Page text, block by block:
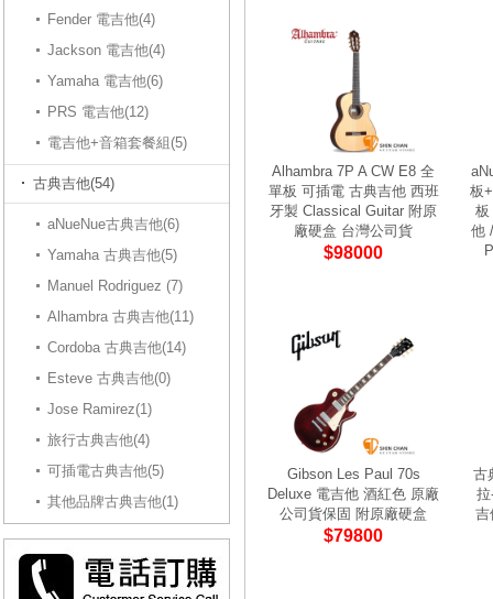
Fender 電吉他(4)
Jackson 電吉他(4)
Yamaha 電吉他(6)
PRS 電吉他(12)
電吉他+音箱套餐組(5)
古典吉他(54)
aNueNue古典吉他(6)
Yamaha 古典吉他(5)
Manuel Rodriguez (7)
Alhambra 古典吉他(11)
Cordoba 古典吉他(14)
Esteve 古典吉他(0)
Jose Ramirez(1)
旅行古典吉他(4)
可插電古典吉他(5)
其他品牌古典吉他(1)
Alhambra 7P A CW E8 全
單板 可插電 古典吉他 西班
牙製 Classical Guitar 附原
廠硬盒 台灣公司貨
$98000
板
板
他
Gibson Les Paul 70s
Deluxe 電吉他 酒紅色 原廠
公司貨保固 附原廠硬盒
$79800
古
吉